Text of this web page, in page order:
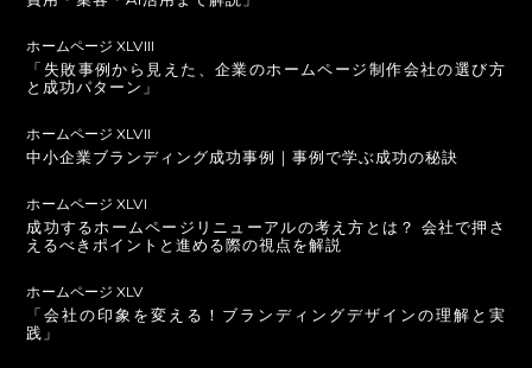
ホームページ XLVIII
「失敗事例から見えた、企業のホームページ制作会社の選び方
と成功パターン」
ホームページ XLVII
中小企業ブランディング成功事例｜事例で学ぶ成功の秘訣
ホームページ XLVI
成功するホームページリニューアルの考え方とは？ 会社で押さ
えるべきポイントと進める際の視点を解説
ホームページ XLV
「会社の印象を変える！ブランディングデザインの理解と実
践」